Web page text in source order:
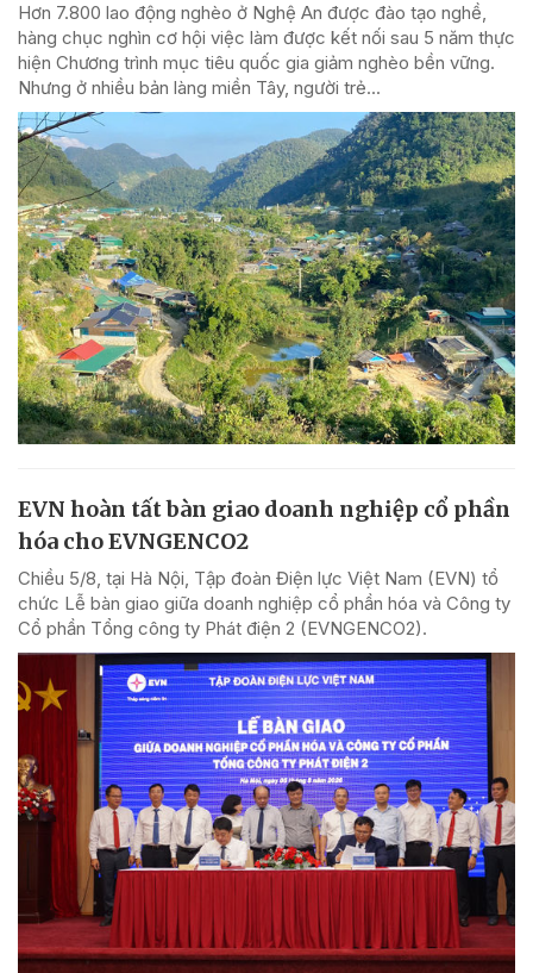
Hơn 7.800 lao động nghèo ở Nghệ An được đào tạo nghề,
hàng chục nghìn cơ hội việc làm được kết nối sau 5 năm thực
hiện Chương trình mục tiêu quốc gia giảm nghèo bền vững.
Nhưng ở nhiều bản làng miền Tây, người trẻ...
EVN hoàn tất bàn giao doanh nghiệp cổ phần
hóa cho EVNGENCO2
Chiều 5/8, tại Hà Nội, Tập đoàn Điện lực Việt Nam (EVN) tổ
chức Lễ bàn giao giữa doanh nghiệp cổ phần hóa và Công ty
Cổ phần Tổng công ty Phát điện 2 (EVNGENCO2).